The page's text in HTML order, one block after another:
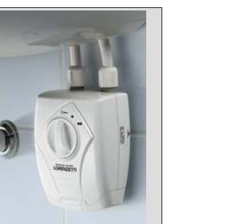
a desejar nos outros fatores.É por
a Hidrohouse Aquecedores é uma
quando se explora o segmento de
de aquecedores. O foco é
da venda à entrega final, com
ALGUNS DETALHES
MELHOR EMPRESA NO
na Hidrohouse Aquecedores
de melhor no ramo de venda e
de aquecedores. Com foco na
how focado em instalação de
gás 26 litros e instalação de
água industrial, visando sempre a
para a fidelização do cliente.Sem
reparo aquecedor a gás, mais
lucratividade, deve oferecer
que tenham ótima qualidade e
detalhes, mas de grande
a procedência e seriedade da
lembrar que o serviço deve